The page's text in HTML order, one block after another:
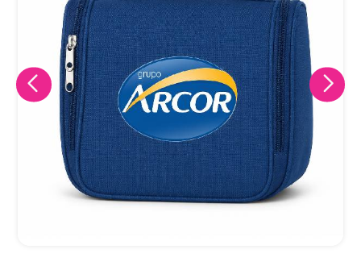
A nossa empresa está comprometida a proteger e respeitar
sua privacidade, utilizaremos seus dados apenas para fins
de marketing. Você pode alterar suas preferências a
qualquer momento.
Iniciar conversa